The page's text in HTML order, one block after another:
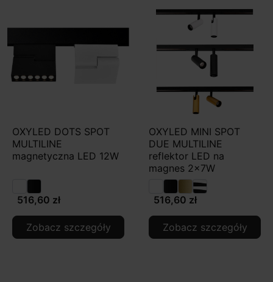
OXYLED DOTS SPOT
MULTILINE
magnetyczna LED 12W
516,60 zł
Zobacz szczegóły
OXYLED MINI SPOT
DUE MULTILINE
reflektor LED na
magnes 2x7W
516,60 zł
Zobacz szczegóły